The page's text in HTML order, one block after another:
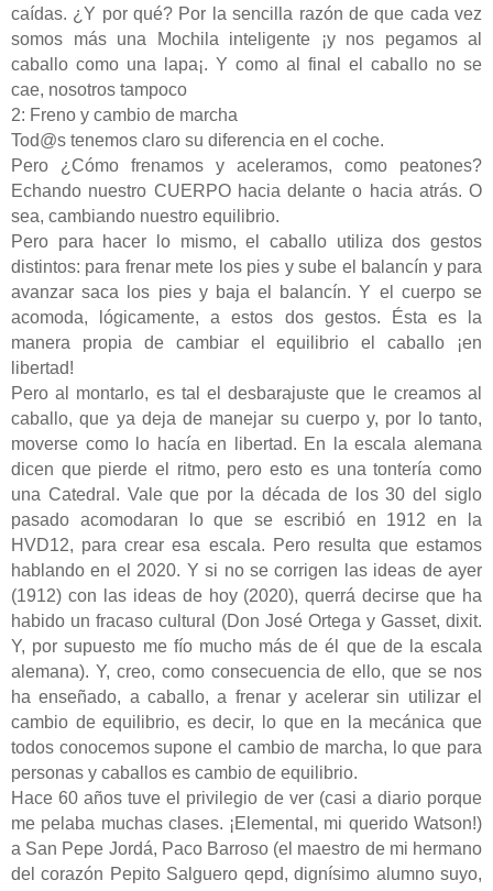
caídas. ¿Y por qué? Por la sencilla razón de que cada vez
somos más una Mochila inteligente ¡y nos pegamos al
caballo como una lapa¡. Y como al final el caballo no se
cae, nosotros tampoco
2: Freno y cambio de marcha
Tod@s tenemos claro su diferencia en el coche.
Pero ¿Cómo frenamos y aceleramos, como peatones?
Echando nuestro CUERPO hacia delante o hacia atrás. O
sea, cambiando nuestro equilibrio.
Pero para hacer lo mismo, el caballo utiliza dos gestos
distintos: para frenar mete los pies y sube el balancín y para
avanzar saca los pies y baja el balancín. Y el cuerpo se
acomoda, lógicamente, a estos dos gestos. Ésta es la
manera propia de cambiar el equilibrio el caballo ¡en
libertad!
Pero al montarlo, es tal el desbarajuste que le creamos al
caballo, que ya deja de manejar su cuerpo y, por lo tanto,
moverse como lo hacía en libertad. En la escala alemana
dicen que pierde el ritmo, pero esto es una tontería como
una Catedral. Vale que por la década de los 30 del siglo
pasado acomodaran lo que se escribió en 1912 en la
HVD12, para crear esa escala. Pero resulta que estamos
hablando en el 2020. Y si no se corrigen las ideas de ayer
(1912) con las ideas de hoy (2020), querrá decirse que ha
habido un fracaso cultural (Don José Ortega y Gasset, dixit.
Y, por supuesto me fío mucho más de él que de la escala
alemana). Y, creo, como consecuencia de ello, que se nos
ha enseñado, a caballo, a frenar y acelerar sin utilizar el
cambio de equilibrio, es decir, lo que en la mecánica que
todos conocemos supone el cambio de marcha, lo que para
personas y caballos es cambio de equilibrio.
Hace 60 años tuve el privilegio de ver (casi a diario porque
me pelaba muchas clases. ¡Elemental, mi querido Watson!)
a San Pepe Jordá, Paco Barroso (el maestro de mi hermano
del corazón Pepito Salguero qepd, dignísimo alumno suyo,